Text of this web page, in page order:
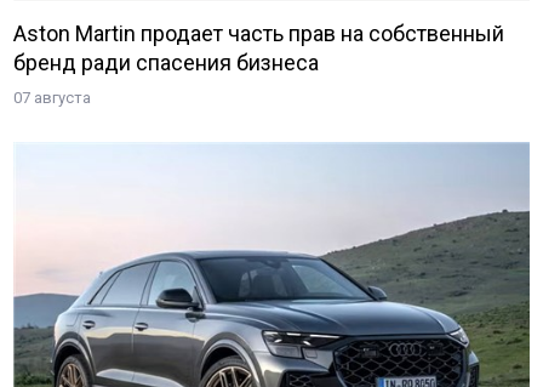
Aston Martin продает часть прав на собственный
бренд ради спасения бизнеса
07 августа